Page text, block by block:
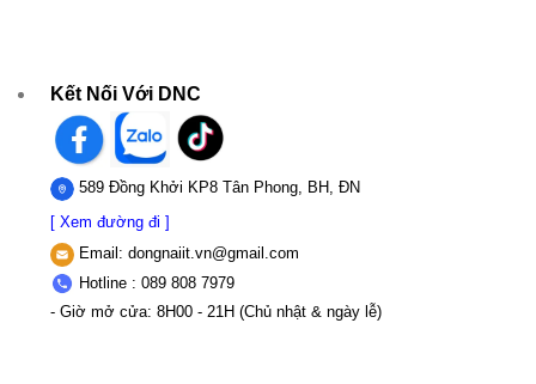
Kết Nối Với DNC
589 Đồng Khởi KP8 Tân Phong, BH, ĐN
[ Xem đường đi ]
Email: dongnaiit.vn@gmail.com
Hotline : 089 808 7979
- Giờ mở cửa: 8H00 - 21H (Chủ nhật & ngày lễ)